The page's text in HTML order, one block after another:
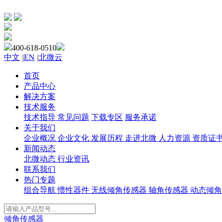
400-618-0510
中文 |EN |北微云
首页
产品中心
解决方案
技术服务
技术指导 常见问题 下载专区 服务承诺
关于我们
企业概况 企业文化 发展历程 走进北微 人力资源 资质证
新闻动态
北微动态 行业资讯
联系我们
热门专题
组合导航 惯性器件 无线倾角传感器 轴角传感器 动态倾
倾角传感器